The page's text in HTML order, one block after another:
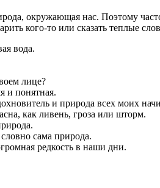
окружающая нас. Поэтому
кого-то или сказать теплые
вода.
лице?
и понятная.
и природа всех моих
как ливень, гроза или шторм.
сама природа.
редкость в наши дни.